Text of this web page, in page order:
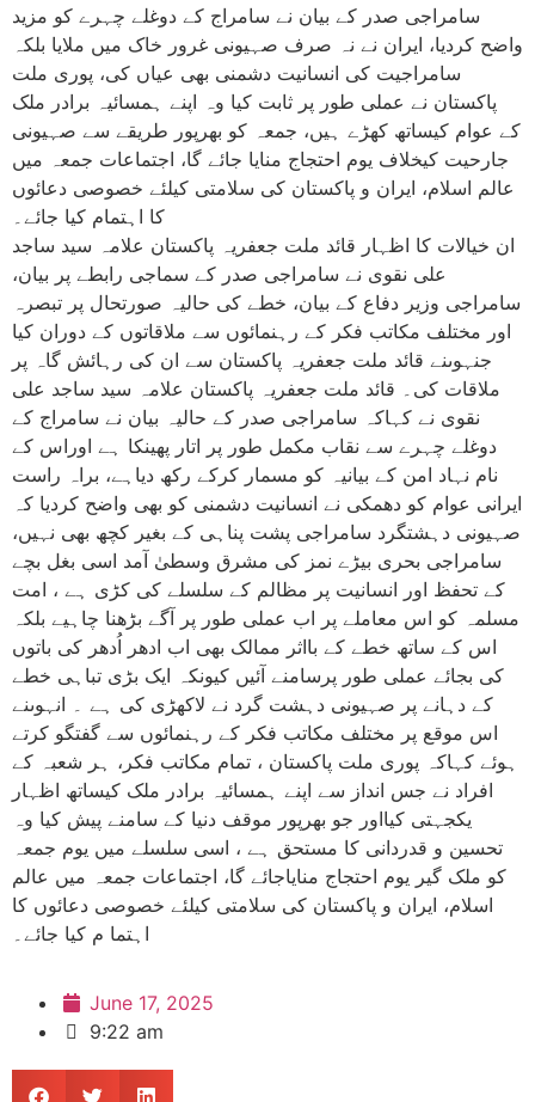
سامراجی صدر کے بیان نے سامراج کے دوغلے چہرے کو مزید
واضح کردیا، ایران نے نہ صرف صہیونی غرور خاک میں ملایا بلکہ
سامراجیت کی انسانیت دشمنی بھی عیاں کی، پوری ملت
پاکستان نے عملی طور پر ثابت کیا وہ اپنے ہمسائیہ برادر ملک
کے عوام کیساتھ کھڑے ہیں، جمعہ کو بھرپور طریقے سے صہیونی
جارحیت کیخلاف یوم احتجاج منایا جائے گا، اجتماعات جمعہ میں
عالم اسلام، ایران و پاکستان کی سلامتی کیلئے خصوصی دعائوں
کا اہتمام کیا جائے۔
ان خیالات کا اظہار قائد ملت جعفریہ پاکستان علامہ سید ساجد
علی نقوی نے سامراجی صدر کے سماجی رابطے پر بیان،
سامراجی وزیر دفاع کے بیان، خطے کی حالیہ صورتحال پر تبصرہ
اور مختلف مکاتب فکر کے رہنمائوں سے ملاقاتوں کے دوران کیا
جنہوںنے قائد ملت جعفریہ پاکستان سے ان کی رہائش گاہ پر
ملاقات کی۔ قائد ملت جعفریہ پاکستان علامہ سید ساجد علی
نقوی نے کہاکہ سامراجی صدر کے حالیہ بیان نے سامراج کے
دوغلے چہرے سے نقاب مکمل طور پر اتار پھینکا ہے اوراس کے
نام نہاد امن کے بیانیہ کو مسمار کرکے رکھ دیاہے، براہ راست
ایرانی عوام کو دھمکی نے انسانیت دشمنی کو بھی واضح کردیا کہ
صہیونی دہشتگرد سامراجی پشت پناہی کے بغیر کچھ بھی نہیں،
سامراجی بحری بیڑے نمز کی مشرق وسطیٰ آمد اسی بغل بچے
کے تحفظ اور انسانیت پر مظالم کے سلسلے کی کڑی ہے ، امت
مسلمہ کو اس معاملے پر اب عملی طور پر آگے بڑھنا چاہیے بلکہ
اس کے ساتھ خطے کے بااثر ممالک بھی اب ادھر اُدھر کی باتوں
کی بجائے عملی طور پرسامنے آئیں کیونکہ ایک بڑی تباہی خطے
کے دہانے پر صہیونی دہشت گرد نے لاکھڑی کی ہے ۔ انہوںنے
اس موقع پر مختلف مکاتب فکر کے رہنمائوں سے گفتگو کرتے
ہوئے کہاکہ پوری ملت پاکستان ، تمام مکاتب فکر، ہر شعبہ کے
افراد نے جس انداز سے اپنے ہمسائیہ برادر ملک کیساتھ اظہار
یکجہتی کیااور جو بھرپور موقف دنیا کے سامنے پیش کیا وہ
تحسین و قدردانی کا مستحق ہے ، اسی سلسلے میں یوم جمعہ
کو ملک گیر یوم احتجاج منایاجائے گا، اجتماعات جمعہ میں عالم
اسلام، ایران و پاکستان کی سلامتی کیلئے خصوصی دعائوں کا
اہتما م کیا جائے۔
June 17, 2025
9:22 am